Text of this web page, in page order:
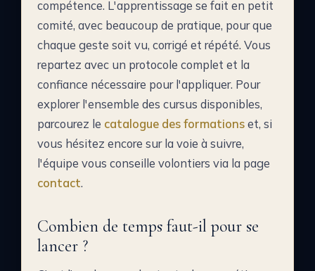
compétence. L'apprentissage se fait en petit
comité, avec beaucoup de pratique, pour que
chaque geste soit vu, corrigé et répété. Vous
repartez avec un protocole complet et la
confiance nécessaire pour l'appliquer. Pour
explorer l'ensemble des cursus disponibles,
parcourez le catalogue des formationset, si
vous hésitez encore sur la voie à suivre,
l'équipe vous conseille volontiers via la page
contact.
Combien de temps faut-il pour se
lancer ?